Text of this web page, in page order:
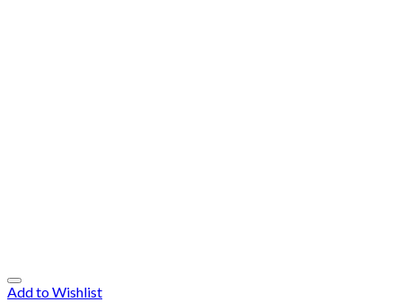
Add to Wishlist